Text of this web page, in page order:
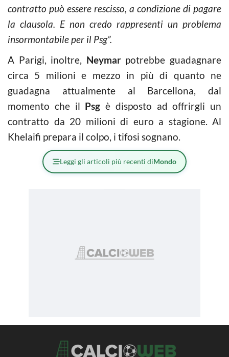
contratto può essere rescisso, a condizione di pagare
la clausola. E non credo rappresenti un problema
insormontabile per il Psg”.
A Parigi, inoltre, Neymarpotrebbe guadagnare
circa 5 milioni e mezzo in più di quanto ne
guadagna attualmente al Barcellona, dal
momento che il Psg è disposto ad offrirgli un
contratto da 20 milioni di euro a stagione. Al
Khelaifi prepara il colpo, i tifosi sognano.
Leggi gli articoli più recenti diMondo